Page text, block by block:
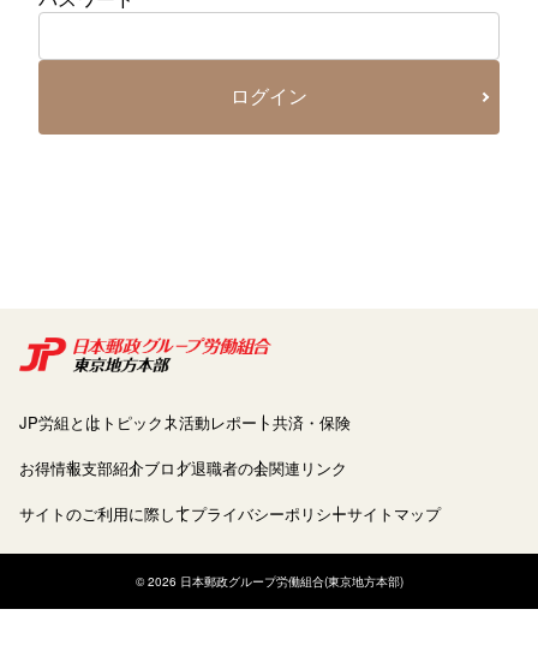
ログイン
JP労組とは トピックス活動レポート共済・保険
お得情報支部紹介ブログ退職者の会関連リンク
サイトのご利用に際してプライバシーポリシーサイトマップ
© 2026 日本郵政グループ労働組合(東京地方本部)